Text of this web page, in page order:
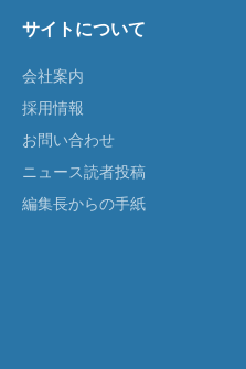
サイトについて
会社案内
採用情報
お問い合わせ
ニュース読者投稿
編集長からの手紙